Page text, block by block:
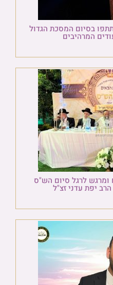
בסיום המסכת הגדול
המרהיבים
לרגל סיום הש"ס
יפת עדני זצ"ל